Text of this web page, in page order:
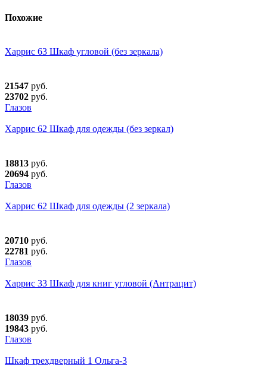
Похожие
Харрис 63 Шкаф угловой (без зеркала)
21547 руб.
23702 руб.
Глазов
Харрис 62 Шкаф для одежды (без зеркал)
18813 руб.
20694 руб.
Глазов
Харрис 62 Шкаф для одежды (2 зеркала)
20710 руб.
22781 руб.
Глазов
Харрис 33 Шкаф для книг угловой (Антрацит)
18039 руб.
19843 руб.
Глазов
Шкаф трехдверный 1 Ольга-3